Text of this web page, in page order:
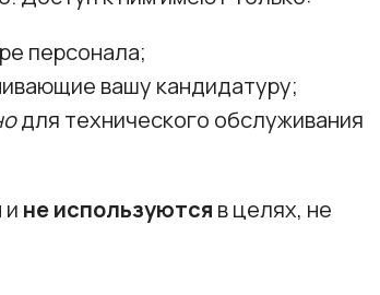
персонала;
вашу кандидатуру;
для технического обслуживания
и не используются в целях, не